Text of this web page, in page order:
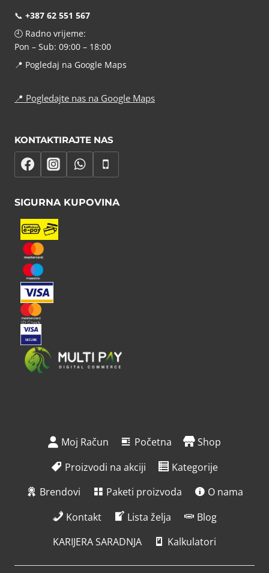
📞 +387 62 551 567
🕘 Radno vrijeme:
Pon – Sub: 09:00 – 18:00
📍 Pogledaj na Google Maps
📍 Pogledajte nas na Google Maps
KONTAKTIRAJTE NAS
SIGURNA KUPOVINA
Moj Račun Početna
Shop
Proizvodi na akciji
Kategorije
Brendovi
Paketi proizvoda
O nama
Kontakt
Lista želja
Blog
KARIJERA SARADNJA
Kalkulatori